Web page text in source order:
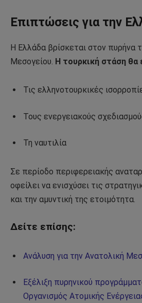
Επιπτώσεις για την
Η Ελλάδα βρίσκεται στον πυρήνα
Μεσογείου. Η τουρκική στάση θα
Τις ελληνοτουρκικές
Τους ενεργειακούς
Τη ναυτιλία
Σε περίοδο περιφερειακής
οφείλει να ενισχύσει τις
και την αμυντική της ετοιμότητα.
Δείτε επίσης:
Ανάλυση για την Ανατολική
Εξέλιξη πυρηνικού
Οργανισμός Ατομικής